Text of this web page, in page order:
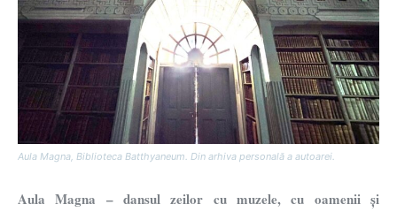
Aula Magna, Biblioteca Batthyaneum. Din arhiva personală a autoarei.
Aula Magna – dansul zeilor cu muzele, cu oamenii și